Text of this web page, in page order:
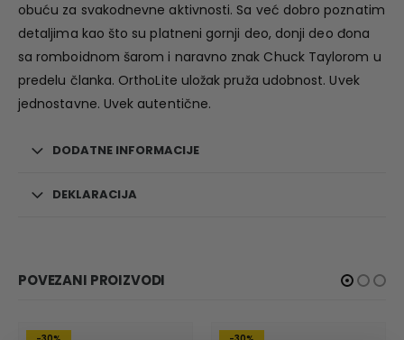
obuću za svakodnevne aktivnosti. Sa već dobro poznatim
detaljima kao što su platneni gornji deo, donji deo đona
sa romboidnom šarom i naravno znak Chuck Taylorom u
predelu članka. OrthoLite uložak pruža udobnost. Uvek
jednostavne. Uvek autentične.
DODATNE INFORMACIJE
DEKLARACIJA
POVEZANI PROIZVODI